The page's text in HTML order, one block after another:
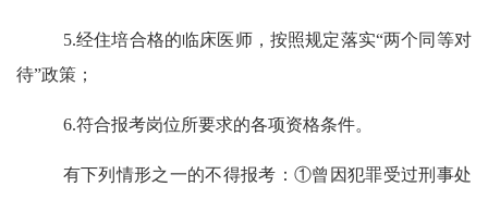
5.经住培合格的临床医师，按照规定落实“两个同等对
待”政策 ；
6.符合报考岗位所要求的各项资格条件。
有下列情形之一的不得报考： ①曾因犯罪受过刑事处